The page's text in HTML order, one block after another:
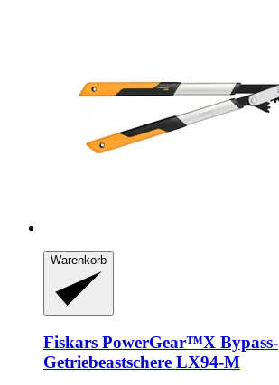
Warenkorb
Fiskars PowerGear™X Bypass-​
Getriebeastschere LX94-​M